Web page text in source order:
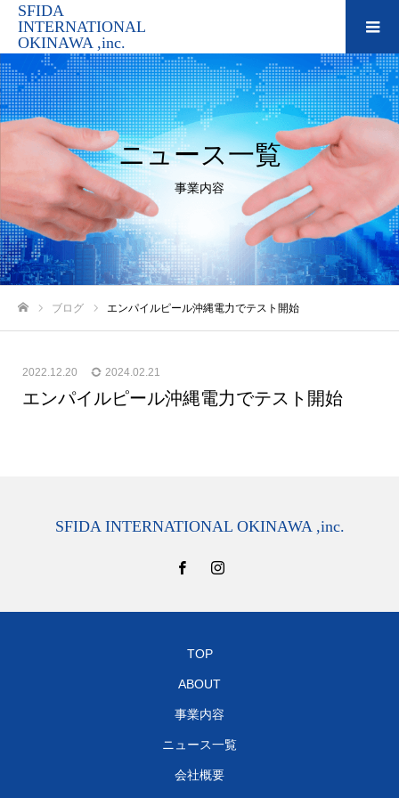
SFIDA
INTERNATIONAL
OKINAWA ,inc.
ニュース一覧
事業内容
ブログ エンパイルピール沖縄電力でテスト開始
2022.12.20 2024.02.21
エンパイルピール沖縄電力でテスト開始
SFIDA INTERNATIONAL OKINAWA ,inc.
TOP
ABOUT
事業内容
ニュース一覧
会社概要